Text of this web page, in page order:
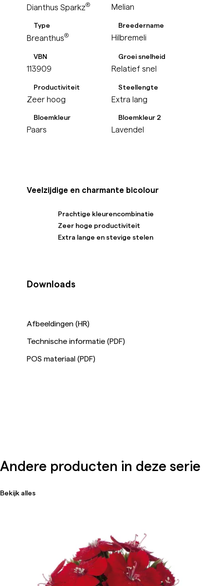
Dianthus Sparkz® Melian
Type
Breanthus®
Breedername
Hilbremeli
VBN
113909
Groei snelheid
Relatief snel
Productiviteit
Zeer hoog
Steellengte
Extra lang
Bloemkleur
Paars
Bloemkleur 2
Lavendel
Veelzijdige en charmante bicolour
Prachtige kleurencombinatie
Zeer hoge productiviteit
Extra lange en stevige stelen
Downloads
Afbeeldingen (HR)
Technische informatie (PDF)
POS materiaal (PDF)
Andere producten in deze serie
Bekijk alles